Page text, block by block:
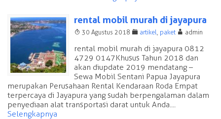
rental mobil murah di jayapura
T 30 Agustus 2018 F artikel, paket A admin
rental mobil murah di jayapura 0812
4729 0147 Khusus Tahun 2018 dan
akan diupdate 2019 mendatang –
Sewa Mobil Sentani Papua Jayapura
merupakan Perusahaan Rental Kendaraan Roda Empat
terpercaya di Jayapura yang sudah berpengalaman dalam
penyediaan alat transportasi darat untuk Anda....
Selengkapnya